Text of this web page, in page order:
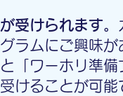
受けられます。
ラムにご興味が
「ワーホリ準備
けることが可能